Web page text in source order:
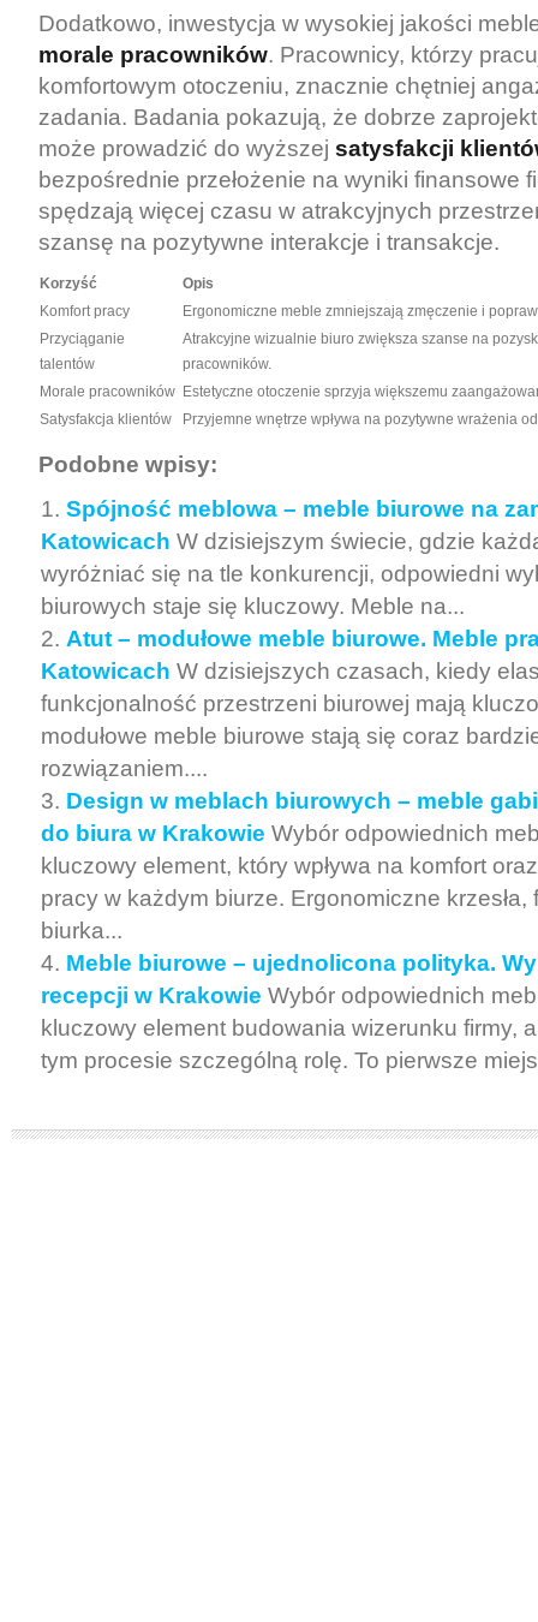
Dodatkowo, inwestycja w wysokiej jakości
morale pracowników. Pracownicy, którzy
komfortowym otoczeniu, znacznie chętniej
zadania. Badania pokazują, że dobrze
może prowadzić do wyższej satysfakcji
bezpośrednie przełożenie na wyniki finansowe
spędzają więcej czasu w atrakcyjnych
szansę na pozytywne interakcje i transakcje.
Korzyść
Opis
Komfort pracy
Ergonomiczne meble zmniejszają zmęczenie i
Przyciąganie
talentów
Atrakcyjne wizualnie biuro zwiększa szanse na
pracowników.
Morale pracowników Estetyczne otoczenie sprzyja większemu
Satysfakcja klientów
Przyjemne wnętrze wpływa na pozytywne wrażenia
Podobne wpisy:
Spójność meblowa – meble biurowe na
Katowicach W dzisiejszym świecie, gdzie
wyróżniać się na tle konkurencji, odpowiedni
biurowych staje się kluczowy. Meble na...
Atut – modułowe meble biurowe. Meble
Katowicach W dzisiejszych czasach, kiedy
funkcjonalność przestrzeni biurowej mają
modułowe meble biurowe stają się coraz
rozwiązaniem....
Design w meblach biurowych – meble
do biura w Krakowie Wybór odpowiednich
kluczowy element, który wpływa na komfort
pracy w każdym biurze. Ergonomiczne krzesła,
biurka...
Meble biurowe – ujednolicona polityka.
recepcji w Krakowie Wybór odpowiednich
kluczowy element budowania wizerunku firmy,
tym procesie szczególną rolę. To pierwsze